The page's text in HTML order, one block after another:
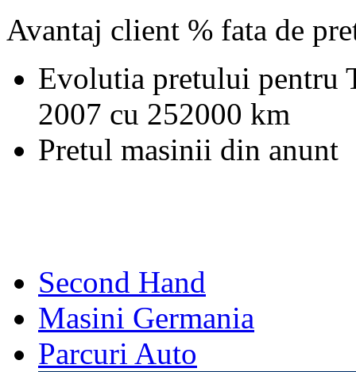
Avantaj client % fata de
Evolutia pretului pentru
2007 cu 252000 km
Pretul masinii din anunt
Second Hand
Masini Germania
Parcuri Auto